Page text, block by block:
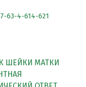
ШЕЙКИ МАТКИ
63-4-614-621